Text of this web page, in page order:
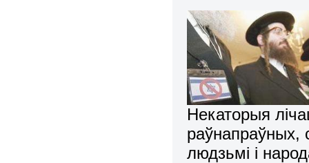
Некаторыя
раўнапраўных,
людзьмі і